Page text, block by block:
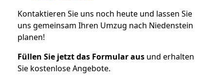
Kontaktieren Sie uns noch heute und lassen Sie
uns gemeinsam Ihren Umzug nach Niedenstein
planen!
Füllen Sie jetzt das Formular aus und erhalten
Sie kostenlose Angebote.